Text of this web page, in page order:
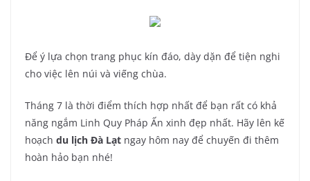
Để ý lựa chọn trang phục kín đáo, dày dặn để tiện nghi
cho việc lên núi và viếng chùa.
Tháng 7 là thời điểm thích hợp nhất để bạn rất có khả
năng ngắm Linh Quy Pháp Ấn xinh đẹp nhất. Hãy lên kế
hoạch du lịch Đà Lạt ngay hôm nay để chuyến đi thêm
hoàn hảo bạn nhé!